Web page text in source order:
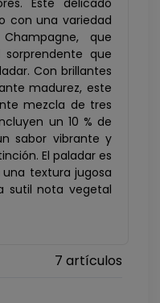
con una variedad
que
que
Con brillantes
madurez, este
mezcla de tres
un 10 % de
sabor vibrante y
El paladar es
textura jugosa
sutil nota vegetal
7 artículos